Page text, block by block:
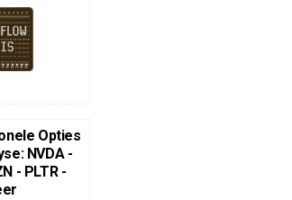
Opties
NVDA -
- PLTR -